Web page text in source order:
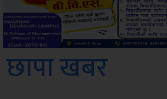
छापा खबर